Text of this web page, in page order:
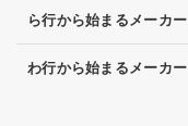
ら行から始まるメーカー
わ行から始まるメーカー